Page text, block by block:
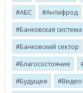
АБС
Антифрод
Банковская система
Банковский сектор
Благосостояние
Будущее
Видео